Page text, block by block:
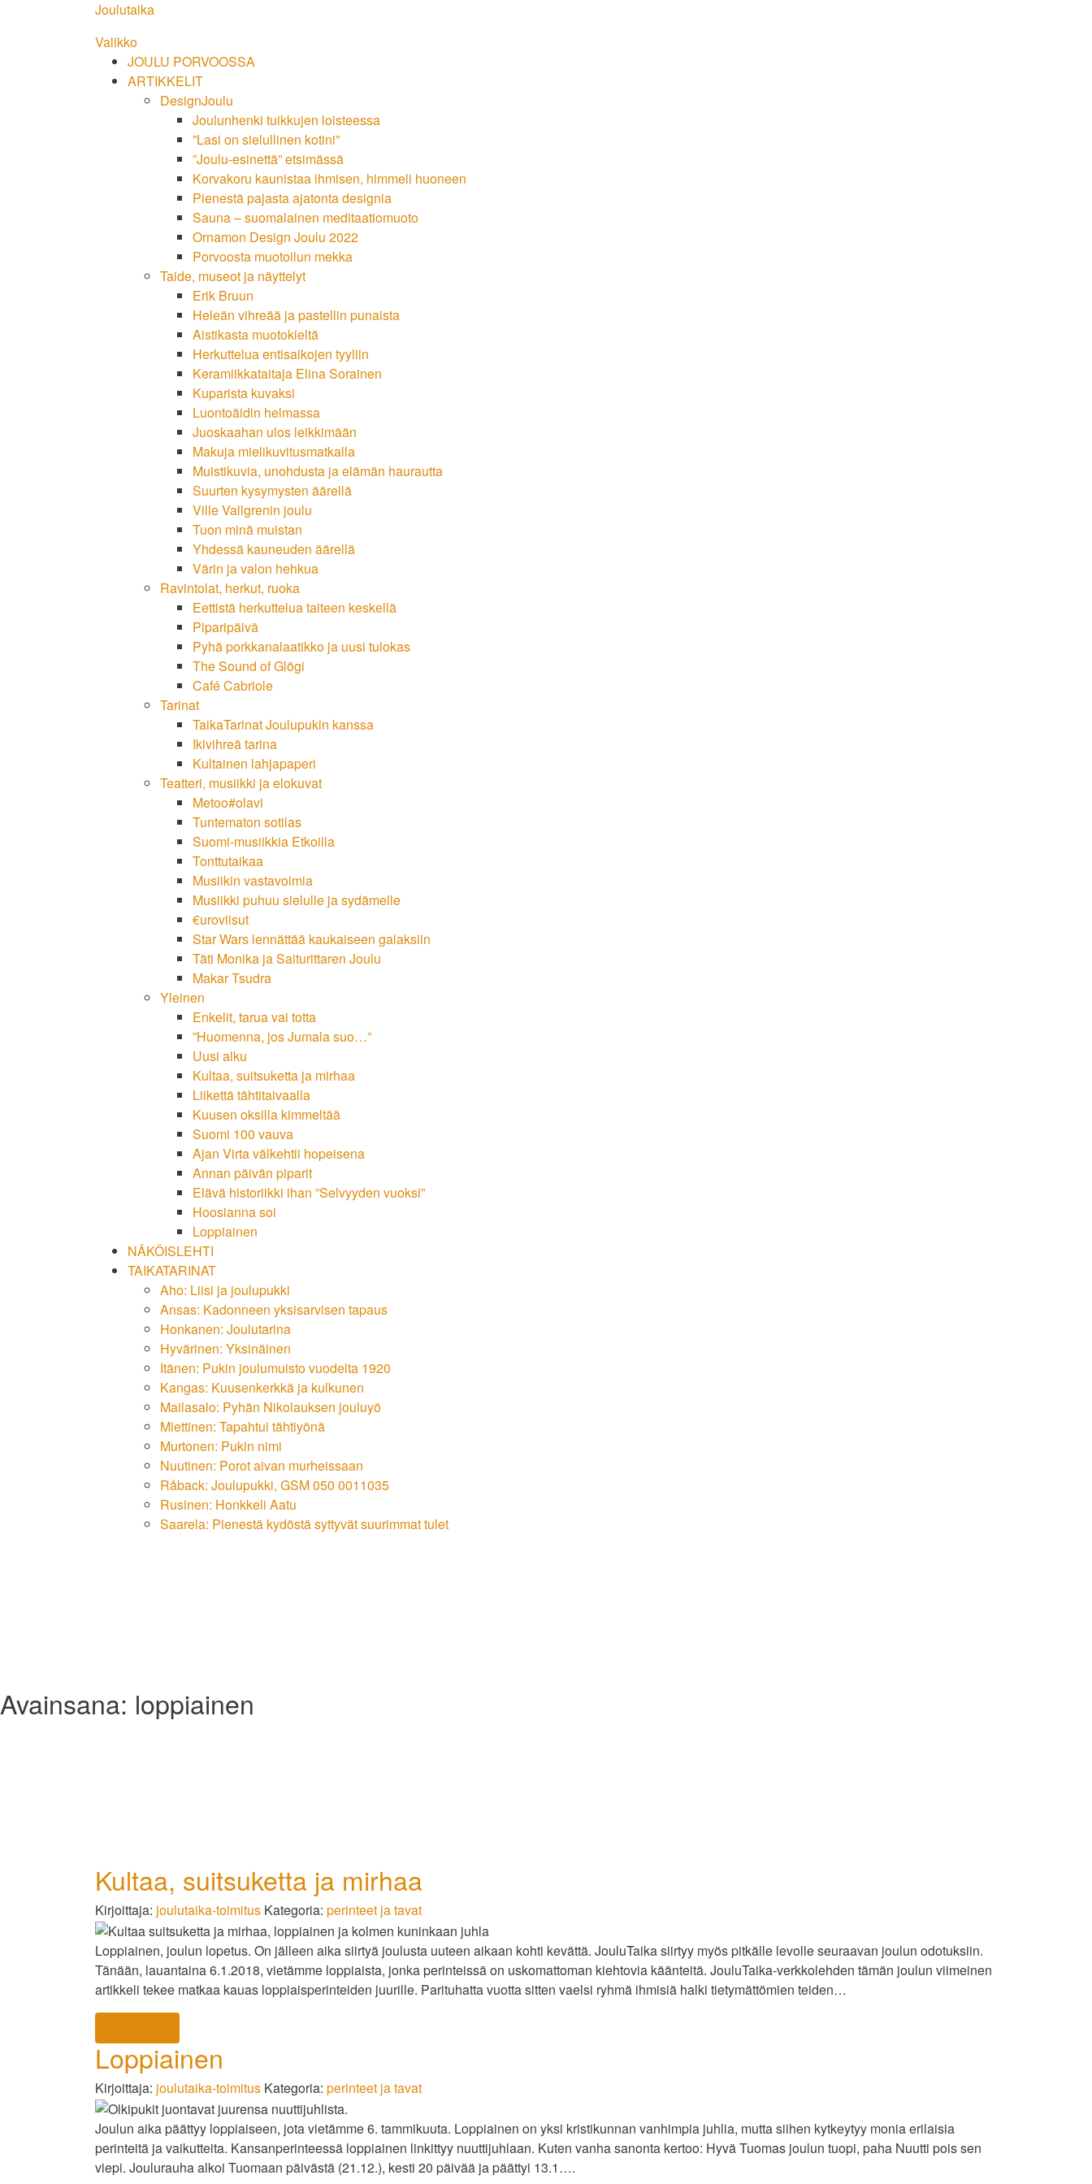
Joulutaika
Valikko
JOULU PORVOOSSA
ARTIKKELIT
DesignJoulu
Joulunhenki tuikkujen loisteessa
”Lasi on sielullinen kotini”
”Joulu-esinettä” etsimässä
Korvakoru kaunistaa ihmisen, himmeli huoneen
Pienestä pajasta ajatonta designia
Sauna – suomalainen meditaatiomuoto
Ornamon Design Joulu 2022
Porvoosta muotoilun mekka
Taide, museot ja näyttelyt
Erik Bruun
Heleän vihreää ja pastellin punaista
Aistikasta muotokieltä
Herkuttelua entisaikojen tyyliin
Keramiikkataitaja Elina Sorainen
Kuparista kuvaksi
Luontoäidin helmassa
Juoskaahan ulos leikkimään
Makuja mielikuvitusmatkalla
Muistikuvia, unohdusta ja elämän haurautta
Suurten kysymysten äärellä
Ville Vallgrenin joulu
Tuon minä muistan
Yhdessä kauneuden äärellä
Värin ja valon hehkua
Ravintolat, herkut, ruoka
Eettistä herkuttelua taiteen keskellä
Piparipäivä
Pyhä porkkanalaatikko ja uusi tulokas
The Sound of Glögi
Café Cabriole
Tarinat
TaikaTarinat Joulupukin kanssa
Ikivihreä tarina
Kultainen lahjapaperi
Teatteri, musiikki ja elokuvat
Metoo#olavi
Tuntematon sotilas
Suomi-musiikkia Etkoilla
Tonttutaikaa
Musiikin vastavoimia
Musiikki puhuu sielulle ja sydämelle
€uroviisut
Star Wars lennättää kaukaiseen galaksiin
Täti Monika ja Saiturittaren Joulu
Makar Tsudra
Yleinen
Enkelit, tarua vai totta
”Huomenna, jos Jumala suo…”
Uusi alku
Kultaa, suitsuketta ja mirhaa
Liikettä tähtitaivaalla
Kuusen oksilla kimmeltää
Suomi 100 vauva
Ajan Virta välkehtii hopeisena
Annan päivän piparit
Elävä historiikki ihan ”Selvyyden vuoksi”
Hoosianna soi
Loppiainen
NÄKÖISLEHTI
TAIKATARINAT
Aho: Liisi ja joulupukki
Ansas: Kadonneen yksisarvisen tapaus
Honkanen: Joulutarina
Hyvärinen: Yksinäinen
Itänen: Pukin joulumuisto vuodelta 1920
Kangas: Kuusenkerkkä ja kulkunen
Mailasalo: Pyhän Nikolauksen jouluyö
Miettinen: Tapahtui tähtiyönä
Murtonen: Pukin nimi
Nuutinen: Porot aivan murheissaan
Råback: Joulupukki, GSM 050 0011035
Rusinen: Honkkeli Aatu
Saarela: Pienestä kydöstä syttyvät suurimmat tulet
Avainsana: loppiainen
Kultaa, suitsuketta ja mirhaa
Kirjoittaja: joulutaika-toimitus Kategoria: perinteet ja tavat
Loppiainen, joulun lopetus. On jälleen aika siirtyä joulusta uuteen aikaan kohti kevättä. JouluTaika siirtyy myös pitkälle levolle seuraavan joulun odotuksiin.
Tänään, lauantaina 6.1.2018, vietämme loppiaista, jonka perinteissä on uskomattoman kiehtovia käänteitä. JouluTaika-verkkolehden tämän joulun viimeinen
artikkeli tekee matkaa kauas loppiaisperinteiden juurille. Parituhatta vuotta sitten vaelsi ryhmä ihmisiä halki tietymättömien teiden…
Loppiainen
Kirjoittaja: joulutaika-toimitus Kategoria: perinteet ja tavat
Joulun aika päättyy loppiaiseen, jota vietämme 6. tammikuuta. Loppiainen on yksi kristikunnan vanhimpia juhlia, mutta siihen kytkeytyy monia erilaisia
perinteitä ja vaikutteita. Kansanperinteessä loppiainen linkittyy nuuttijuhlaan. Kuten vanha sanonta kertoo: Hyvä Tuomas joulun tuopi, paha Nuutti pois sen
viepi. Joulurauha alkoi Tuomaan päivästä (21.12.), kesti 20 päivää ja päättyi 13.1….